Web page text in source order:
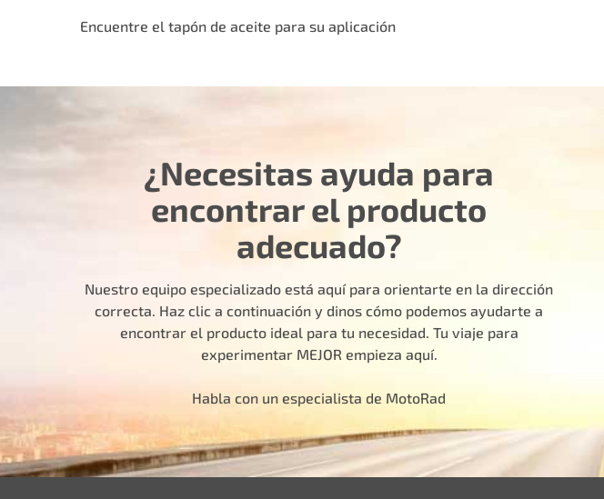
Encuentre el tapón de aceite para su aplicación
¿Necesitas ayuda para
encontrar el producto
adecuado?
Nuestro equipo especializado está aquí para orientarte en la dirección
correcta. Haz clic a continuación y dinos cómo podemos ayudarte a
encontrar el producto ideal para tu necesidad. Tu viaje para
experimentar MEJOR empieza aquí.
Habla con un especialista de MotoRad